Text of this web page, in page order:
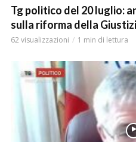
Tg politico del 20 luglio:
sulla riforma della
62 visualizzazioni 1 min di lettura